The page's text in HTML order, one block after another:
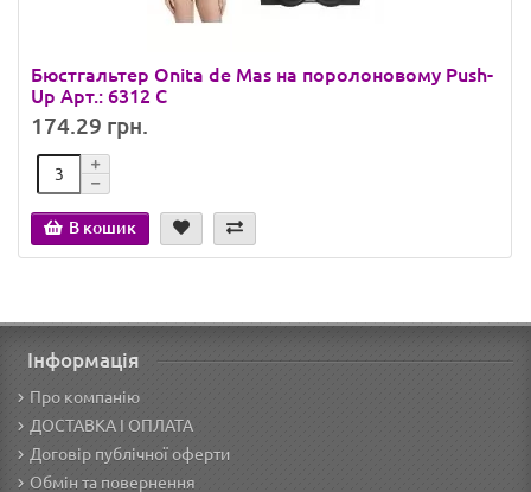
Бюстгальтер Onita de Mas на поролоновому Push-
Up Арт.: 6312 C
174.29 грн.
В кошик
Інформація
Про компанію
ДОСТАВКА І ОПЛАТА
Договір публічної оферти
Обмін та повернення